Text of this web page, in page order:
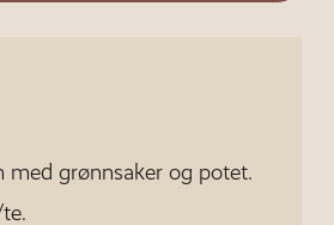
med grønnsaker og potet.